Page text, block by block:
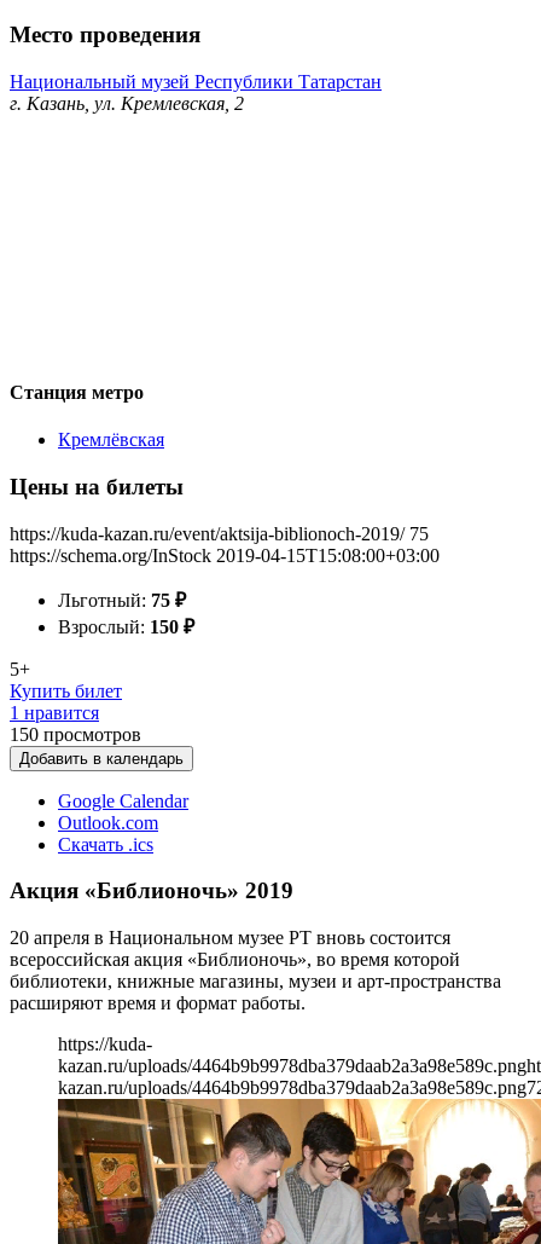
Место проведения
Национальный музей Республики Татарстан
г. Казань, ул. Кремлевская, 2
Станция метро
Кремлёвская
Цены на билеты
https://kuda-kazan.ru/event/aktsija-biblionoch-2019/ 75
https://schema.org/InStock 2019-04-15T15:08:00+03:00
Льготный: 75 ₽
Взрослый: 150 ₽
5+
Купить билет
1 нравится
150 просмотров
Добавить в календарь
Google Calendar
Outlook.com
Скачать .ics
Акция «Библионочь» 2019
20 апреля в Национальном музее РТ вновь состоится
всероссийская акция «Библионочь», во время которой
библиотеки, книжные магазины, музеи и арт-пространства
расширяют время и формат работы.
https://kuda-
kazan.ru/uploads/4464b9b9978dba379daab2a3a98e589c.png
kazan.ru/uploads/4464b9b9978dba379daab2a3a98e589c.png